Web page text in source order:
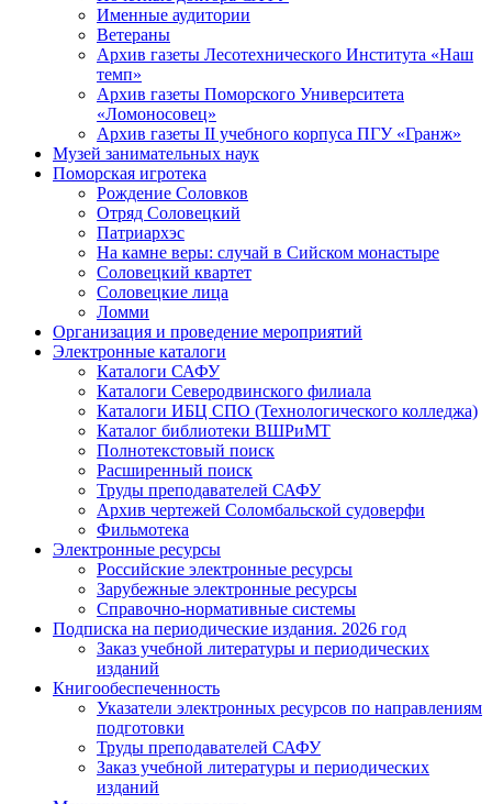
Именные аудитории
Ветераны
Архив газеты Лесотехнического Института «Наш
темп»
Архив газеты Поморского Университета
«Ломоносовец»
Архив газеты II учебного корпуса ПГУ «Гранж»
Музей занимательных наук
Поморская игротека
Рождение Соловков
Отряд Соловецкий
Патриархэс
На камне веры: случай в Сийском монастыре
Соловецкий квартет
Соловецкие лица
Ломми
Организация и проведение мероприятий
Электронные каталоги
Каталоги САФУ
Каталоги Северодвинского филиала
Каталоги ИБЦ СПО (Технологического колледжа)
Каталог библиотеки ВШРиМТ
Полнотекстовый поиск
Расширенный поиск
Труды преподавателей САФУ
Архив чертежей Соломбальской судоверфи
Фильмотека
Электронные ресурсы
Российские электронные ресурсы
Зарубежные электронные ресурсы
Справочно-нормативные системы
Подписка на периодические издания. 2026 год
Заказ учебной литературы и периодических
изданий
Книгообеспеченность
Указатели электронных ресурсов по направлениям
подготовки
Труды преподавателей САФУ
Заказ учебной литературы и периодических
изданий